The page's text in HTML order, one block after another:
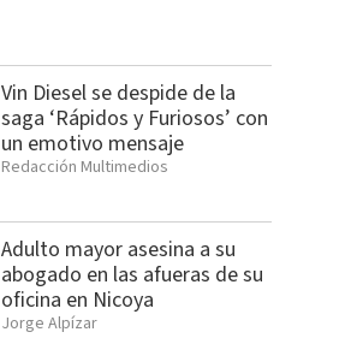
Vin Diesel se despide de la
saga ‘Rápidos y Furiosos’ con
un emotivo mensaje
Redacción Multimedios
Adulto mayor asesina a su
abogado en las afueras de su
oficina en Nicoya
Jorge Alpízar